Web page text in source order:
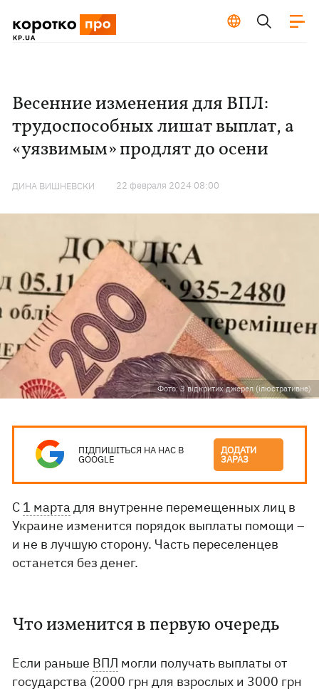
Весенние изменения для ВПЛ:
трудоспособных лишат выплат, а
«уязвимым» продлят до осени
ДИНА ВИШНЕВСКИ 22 февраля 2024 08:00
Фото: З відкритих джерел (ілюстративне)
ПІДПИШІТЬСЯ НА НАС В
GOOGLE
ДОДАТИ
ЗАРАЗ
С 1 марта для внутренне перемещенных лиц в
Украине изменится порядок выплаты помощи –
и не в лучшую сторону. Часть переселенцев
останется без денег.
Что изменится в первую очередь
Если раньше ВПЛ могли получать выплаты от
государства (2000 грн для взрослых и 3000 грн